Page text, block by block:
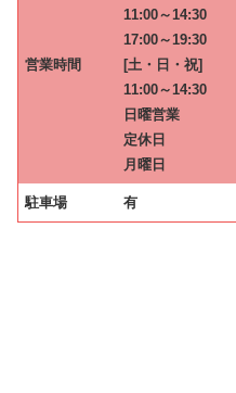
営業時間
11:00～14:30
17:00～19:30
[土・日・祝]
11:00～14:30
日曜営業
定休日
月曜日
駐車場 有